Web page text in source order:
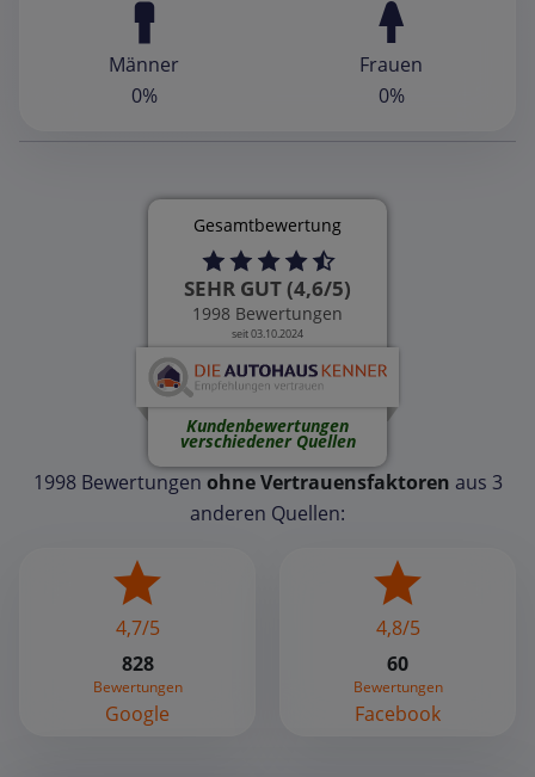
Männer
0%
Frauen
0%
Gesamtbewertung
SEHR GUT (4,6/5)
1998 Bewertungen
seit 03.10.2024
Kundenbewertungen
verschiedener Quellen
1998 Bewertungen ohne Vertrauensfaktoren aus 3
anderen Quellen:
4,7/5
828
Bewertungen
Google
4,8/5
60
Bewertungen
Facebook